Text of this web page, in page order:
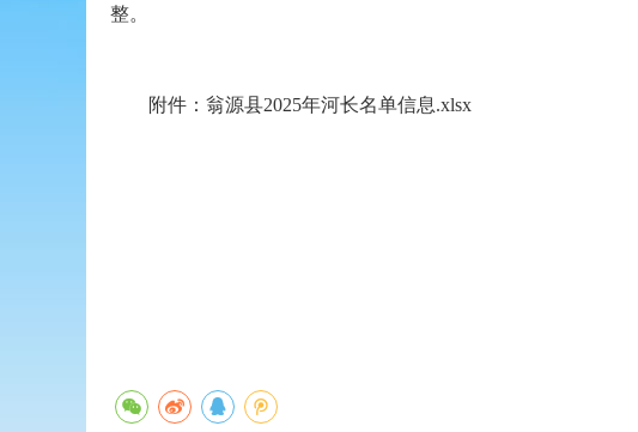
整。
附件：翁源县2025年河长名单信息.xlsx